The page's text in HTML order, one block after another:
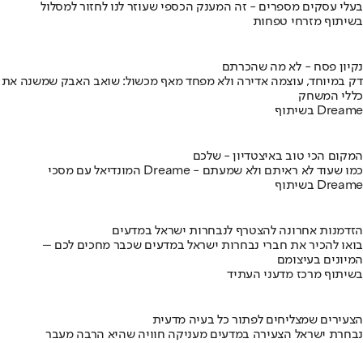
בעלי עסקים מספרים - זה המענק הכספי שעוזר לנו לחזור למסלול
בשיתוף מזרחי טפחות
נקיון פסח - לא מה שהכרתם
דק במיוחד, עוצמה אדירה ולא מפחד מאף מכשול: שואב האבק שמשנה את
כללי המשחק
בשיתוף Dreame
המקום הכי טוב באיצטדיון - שלכם
המונדיאל עם מסכי Dreame - כמו שעוד לא ראיתם ולא שמעתם
בשיתוף Dreame
הזדמנות אחרונה להצטרף לנבחרות ישראל במדעים
בואו להכיר את חברי נבחרות ישראל במדעים שכבר מחכים לכם –
המיונים בעיצומם
בשיתוף מרכז מדעני העתיד
הצעירים שמצליחים לפתור כל בעיה מדעית
נבחרת ישראל הצעירה במדעים מעניקה חוויה שהיא הרבה מעבר